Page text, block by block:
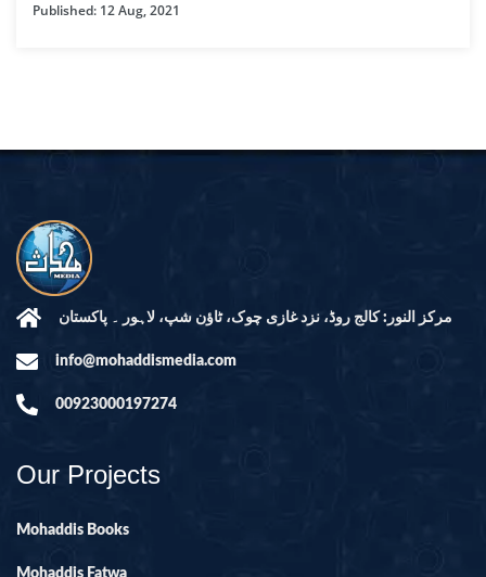
Published: 12 Aug, 2021
مرکز النور: کالج روڈ، نزد غازی چوک، ٹاؤن شپ، لاہور ۔ پاکستان
info@mohaddismedia.com
00923000197274
Our Projects
Mohaddis Books